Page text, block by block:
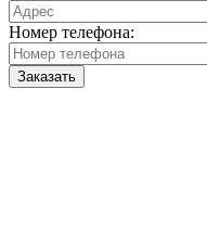
Номер телефона:
Заказать